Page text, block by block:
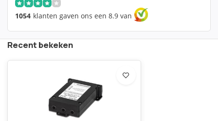
1054 klanten gaven ons een 8.9 van
Recent bekeken